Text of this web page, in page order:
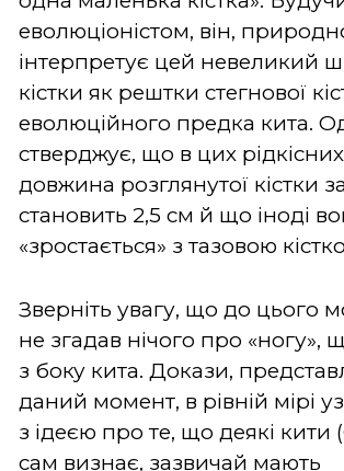
еволюціоністом, він,
інтерпретує цей невеликий
кістки як рештки стегнової
еволюційного предка кита.
стверджує, що в цих
довжина розглянутої кістки
становить 2,5 см й що іноді
«зростається» з тазовою
Зверніть увагу, що до цього
не згадав нічого про «ногу»,
з боку кита. Докази,
даний момент, в рівній мірі
з ідеєю про те, що деякі кити
сам визнає, зазвичай мають